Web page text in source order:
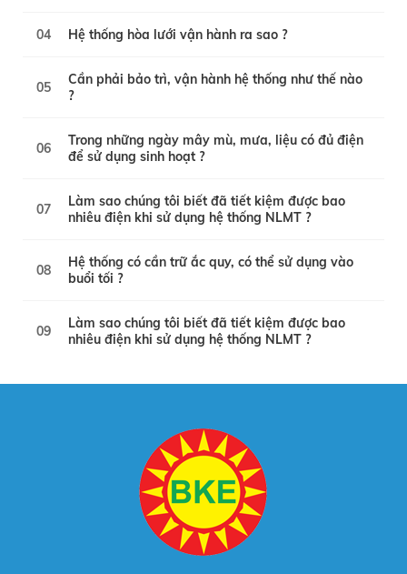
04 Hệ thống hòa lưới vận hành ra sao ?
05
Cần phải bảo trì, vận hành hệ thống như thế nào
?
06
Trong những ngày mây mù, mưa, liệu có đủ điện
để sử dụng sinh hoạt ?
07
Làm sao chúng tôi biết đã tiết kiệm được bao
nhiêu điện khi sử dụng hệ thống NLMT ?
08
Hệ thống có cần trữ ắc quy, có thể sử dụng vào
buổi tối ?
09
Làm sao chúng tôi biết đã tiết kiệm được bao
nhiêu điện khi sử dụng hệ thống NLMT ?